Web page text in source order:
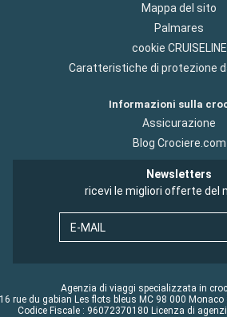
Mappa del sito
Palmares
cookie CRUISELINE
Caratteristiche di protezione
Informazioni sulla
Assicurazione
Blog Crociere.com
Newsletters
ricevi le migliori offerte del
E-MAIL
Agenzia di viaggi specializzata in
16 rue du gabian Les flots bleus MC 98 000
Codice Fiscale : 96072370180 Licenza di